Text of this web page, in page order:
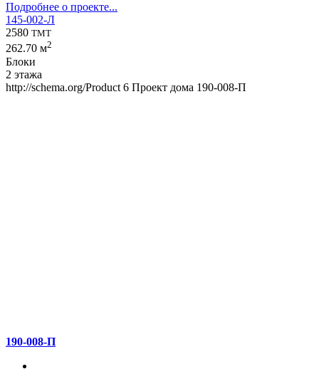
Подробнее о проекте...
145-002-Л
2580 TMT
262.70 м2
Блоки
2 этажа
http://schema.org/Product 6 Проект дома 190-008-П
190-008-П